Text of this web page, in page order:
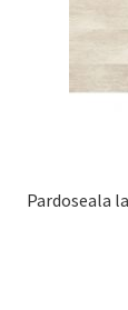
Pardoseala